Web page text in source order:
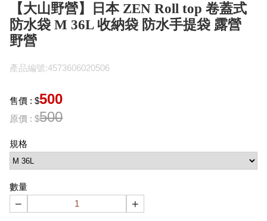
【大山野營】日本 ZEN Roll top 卷蓋式
防水袋 M 36L 收納袋 防水手提袋 露營
野營
產品編號:4573606020506
售價 : $500
原價 : $500
規格
數量
− +